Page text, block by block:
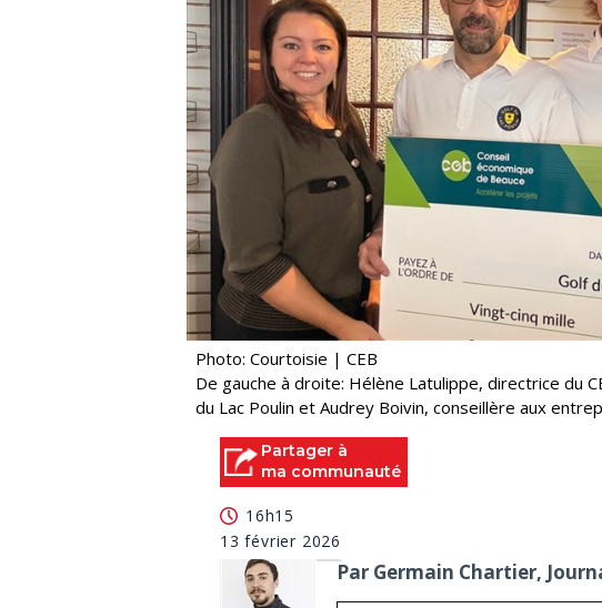
Photo: Courtoisie | CEB
De gauche à droite: Hélène Latulippe, directrice du
du Lac Poulin et Audrey Boivin, conseillère aux
Partager à
ma communauté
16h15
13 février 2026
Par Germain Chartier,